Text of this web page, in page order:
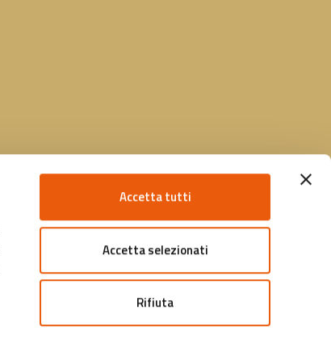
Accetta tutti
Accetta selezionati
Rifiuta